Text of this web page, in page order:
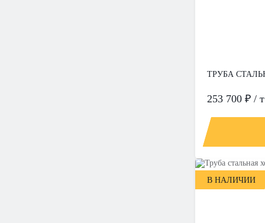
ТРУБА
253 700 ₽ / т
В НАЛИЧИИ